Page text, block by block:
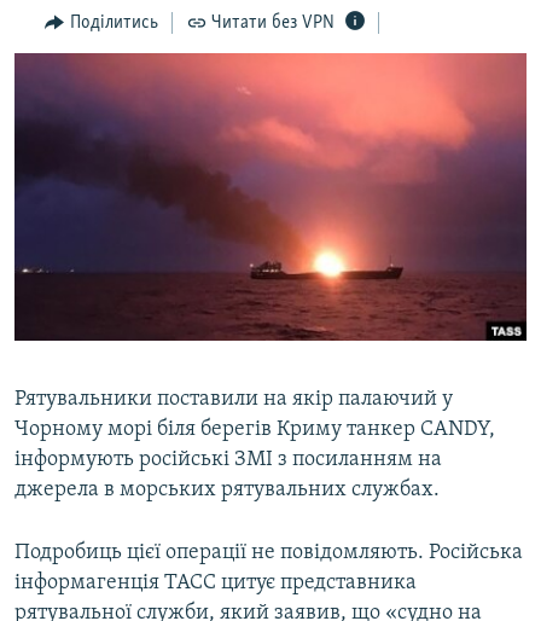
Перейти
до
ПОГЛЯД
ВСЕ ЗА ДЕНЬ
УКРАЇНСЬКА ПРОБЛЕМА КРИМУ
ЯК ОБІЙТИ БЛОКУВАННЯ
Русский
Усі сайти RFE/RL
Поділитись Читати без VPN
Рятувальники поставили на якір палаючий у
Чорному морі біля берегів Криму танкер CANDY,
інформують російські ЗМІ з посиланням на
джерела в морських рятувальних службах.
Подробиць цієї операції не повідомляють. Російська
інформагенція ТАСС цитує представника
рятувальної служби, який заявив, що «судно на